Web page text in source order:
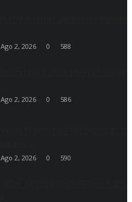
Ago 2, 2026 0 588
Ago 2, 2026 0 586
Ago 2, 2026 0 590